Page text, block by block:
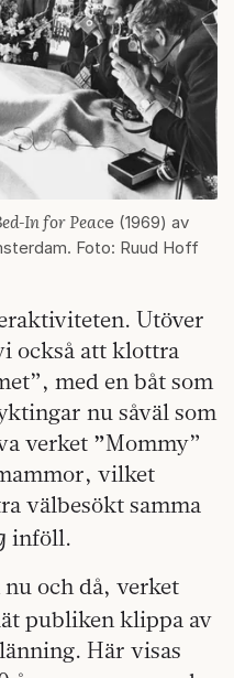
In for Peace (1969) av
Foto: Ruud Hoff
Utöver
också att klottra
med en båt som
nu såväl som
verket ”Mommy”
vilket
välbesökt samma
inföll.
och då, verket
publiken klippa av
Här visas